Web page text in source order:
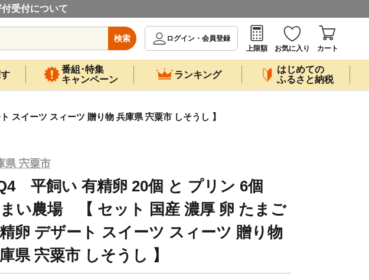
受付について
検索
ログイン・会員登録
上限額
お気に入り カート
番組･特集
キャンペーン
ランキング
はじめての
ふるさと納税
イーツ スィーツ 贈り物 兵庫県 宍粟市 しそうし 】
県 宍粟市
平飼い 有精卵 20個 と プリン 6個
い農場 【 セット 国産 濃厚 卵 たまご
卵 デザート スイーツ スィーツ 贈り物
県 宍粟市 しそうし 】